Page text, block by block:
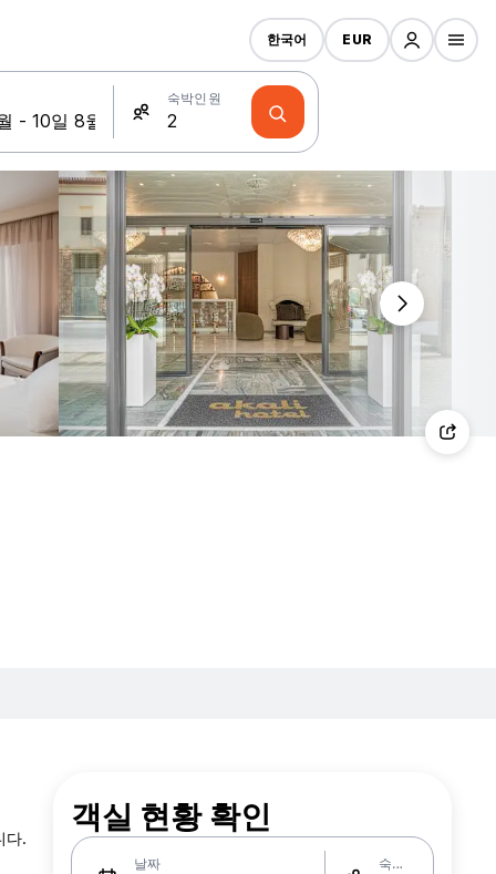
숙박인원
한국어 EUR
다. 객실 현황 확인
날짜 숙박인원